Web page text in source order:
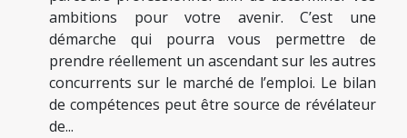
ambitions pour votre avenir. C’est une
démarche qui pourra vous permettre de
prendre réellement un ascendant sur les autres
concurrents sur le marché de l’emploi. Le bilan
de compétences peut être source de révélateur
de...